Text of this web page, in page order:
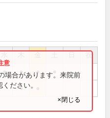
祝
● ● ●
●
場合があります。来院前
ださい。
×閉じる